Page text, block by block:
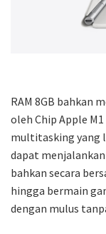
RAM 8GB bahkan
oleh Chip Apple
multitasking yang
dapat
bahkan secara
hingga bermain
dengan mulus